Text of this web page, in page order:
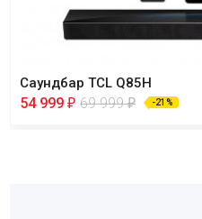
Саундбар TCL Q85H
54 999 ₽ 69 999₽ -21%